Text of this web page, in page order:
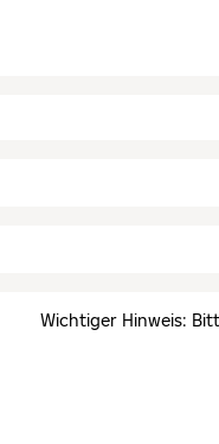
Wichtiger Hinweis: